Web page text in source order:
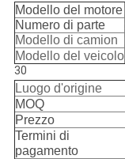
Modello del motore
Numero di parte
Modello di camion
Modello del veicolo
30
Luogo d'origine
MOQ
Prezzo
Termini di
pagamento